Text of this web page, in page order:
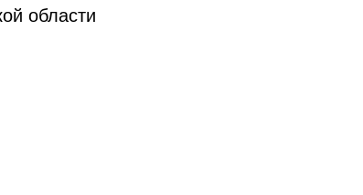
области